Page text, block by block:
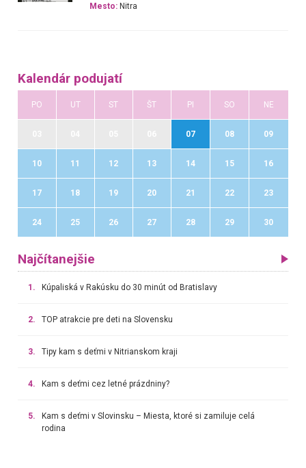
Mesto: Nitra
Kalendár podujatí
PO UT ST ŠT PI SO NE
07 08 09
10 11 12 13 14 15 16
17 18 19 20 21 22 23
24 25 26 27 28 29 30
Najčítanejšie
1. Kúpaliská v Rakúsku do 30 minút od Bratislavy
2. TOP atrakcie pre deti na Slovensku
3. Tipy kam s deťmi v Nitrianskom kraji
4. Kam s deťmi cez letné prázdniny?
5.
Kam s deťmi v Slovinsku – Miesta, ktoré si zamiluje celá
rodina